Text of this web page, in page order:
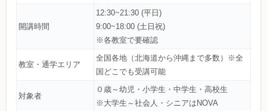
開講時間
12:30~21:30 (平日)
9:00~18:00 (土日祝)
※各教室で要確認
教室・通学エリア
全国各地（北海道から沖縄まで多数）※全
国どこでも受講可能
対象者
０歳～幼児・小学生・中学生・高校生
※大学生～社会人・シニアはNOVA